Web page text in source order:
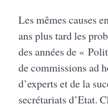
Les mêmes causes
ans plus tard les
des années de «
de commissions ad
d’experts et de la
secrétariats d’Etat.